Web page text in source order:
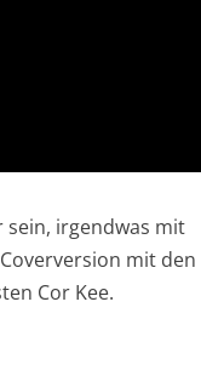
sein, irgendwas mit
mit den
Cor Kee.